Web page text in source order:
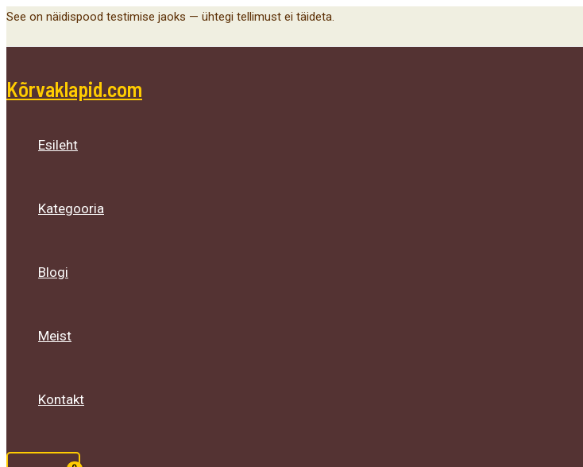
Skip
See on näidispood testimise jaoks — ühtegi tellimust ei täideta.
Kõrvaklapid.com
Esileht
Kategooria
Blogi
Meist
Kontakt
Menu
Toggle
Menu
Toggle
Menu
Toggle